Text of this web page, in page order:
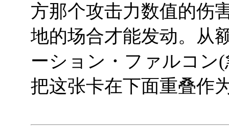
方那个攻击力数值的伤
地的场合才能发动。从
ーション・ファルコン
把这张卡在下面重叠作